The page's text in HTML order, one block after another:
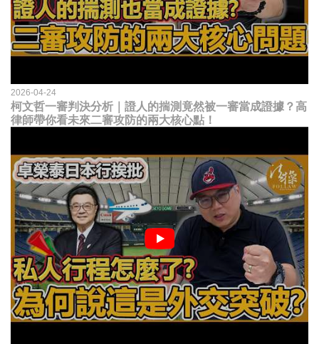
2026-04-24
柯文哲一審判決分析｜證人的揣測竟然被一審當成證據？高
律師帶你看未來二審攻防的兩大核心點！